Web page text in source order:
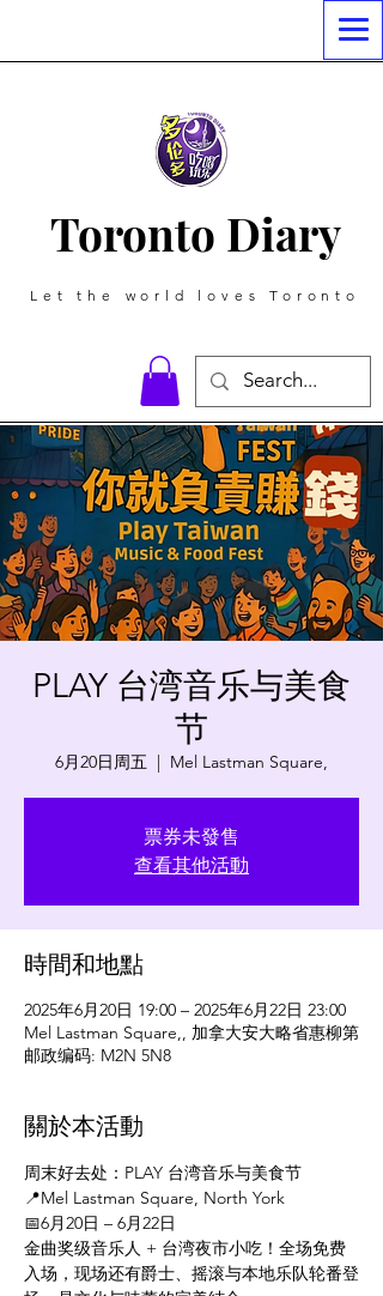
Toronto Diary
Let the world loves Toronto
PLAY 台湾音乐与美食
节
6月20日周五
  |
Mel Lastman Square,
票券未發售
查看其他活動
時間和地點
2025年6月20日 19:00 – 2025年6月22日 23:00
Mel Lastman Square,, 加拿大安大略省惠柳第
邮政编码: M2N 5N8
關於本活動
周末好去处：PLAY 台湾音乐与美食节
📍Mel Lastman Square, North York
📅6月20日 – 6月22日
金曲奖级音乐人 + 台湾夜市小吃！全场免费
入场，现场还有爵士、摇滚与本地乐队轮番登